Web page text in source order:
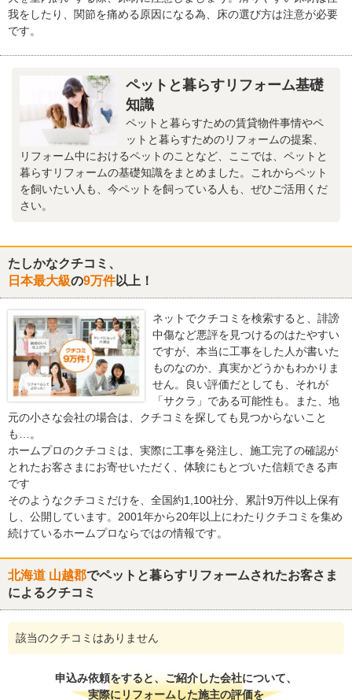
我をしたり、関節を痛める原因になる為、床の選び方は注意が必要
です。
ペットと暮らすリフォーム基礎
知識
ペットと暮らすための賃貸物件事情やペ
ットと暮らすためのリフォームの提案、
リフォーム中におけるペットのことなど、ここでは、ペットと
暮らすリフォームの基礎知識をまとめました。これからペット
を飼いたい人も、今ペットを飼っている人も、ぜひご活用くだ
さい。
たしかなクチコミ、
日本最大級の9万件以上！
ネットでクチコミを検索すると、誹謗
中傷など悪評を見つけるのはたやすい
ですが、本当に工事をした人が書いた
ものなのか、真実かどうかもわかりま
せん。良い評価だとしても、それが
「サクラ」である可能性も。また、地
元の小さな会社の場合は、クチコミを探しても見つからないこと
も…。
ホームプロのクチコミは、実際に工事を発注し、施工完了の確認が
とれたお客さまにお寄せいただく、体験にもとづいた信頼できる声
です
そのようなクチコミだけを、全国約1,100社分、累計9万件以上保有
し、公開しています。2001年から20年以上にわたりクチコミを集め
続けているホームプロならではの情報です。
北海道 山越郡でペットと暮らすリフォームされたお客さま
によるクチコミ
該当のクチコミはありません
申込み依頼をすると、ご紹介した会社について、
実際にリフォームした施主の評価を